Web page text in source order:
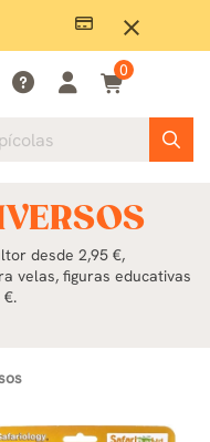
close
0
desde 2,95 €,
velas, figuras educativas
€.